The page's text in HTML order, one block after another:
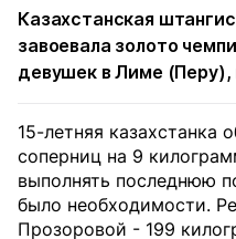
Казахстанская
завоевала золото
девушек в Лиме (Перу),
15-летняя казахстанка
соперниц на 9
выполнять последнюю
было необходимости.
Прозоровой - 199